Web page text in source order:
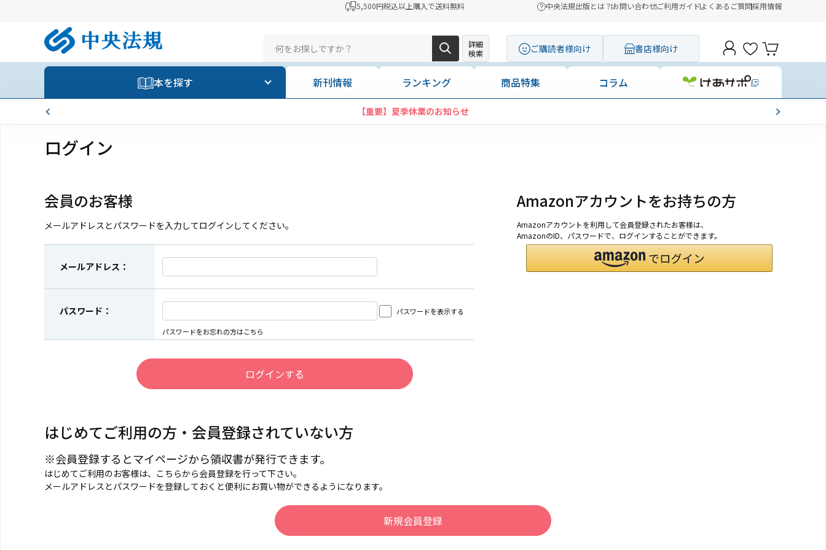
5,500円税込以上購入で送料無料 中央法規出版とは？お問い合わせご利用ガイドよくあるご質問採用情報
詳細
検索
ご購読者様向け 書店様向け
本を探す 新刊情報 ランキング 商品特集 コラム
【重要】夏季休業のお知らせ
ログイン
会員のお客様
メールアドレスとパスワードを入力してログインしてください。
メールアドレス：
パスワード： パスワードを表示する
パスワードをお忘れの方はこちら
Amazonアカウントをお持ちの方
Amazonアカウントを利用して会員登録されたお客様は、
AmazonのID、パスワードで、ログインすることができます。
はじめてご利用の方・会員登録されていない方
※会員登録するとマイページから領収書が発行できます。
はじめてご利用のお客様は、こちらから会員登録を行って下さい。
メールアドレスとパスワードを登録しておくと便利にお買い物ができるようになります。